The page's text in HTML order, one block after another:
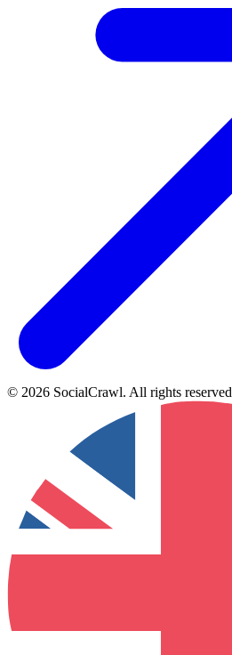
© 2026 SocialCrawl. All rights reserved